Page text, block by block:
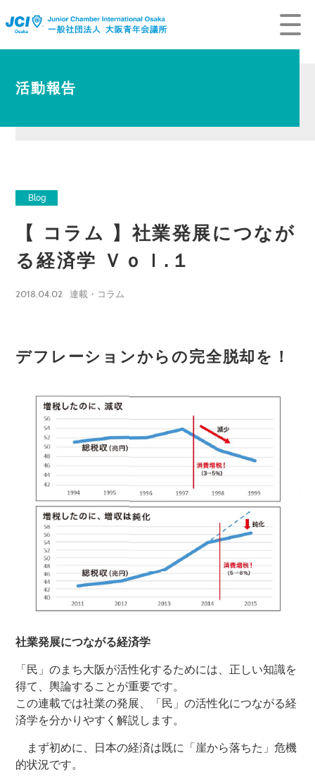
活動報告
Blog
【 コラム 】社業発展につなが
る経済学 Ｖｏｌ.１
2018.04.02 連載・コラム
デフレーションからの完全脱却を！
社業発展につながる経済学
「民」のまち大阪が活性化するためには、正しい知識を
得て、輿論することが重要です。
この連載では社業の発展、「民」の活性化につながる経
済学を分かりやすく解説します。
まず初めに、日本の経済は既に「崖から落ちた」危機
的状況です。